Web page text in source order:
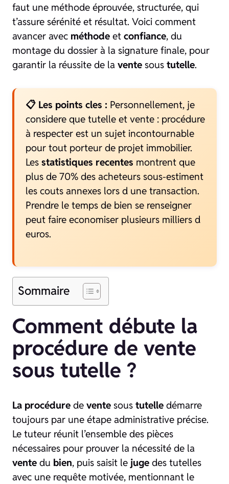
faut une méthode éprouvée, structurée, qui
t’assure sérénité et résultat. Voici comment
avancer avec méthode et confiance, du
montage du dossier à la signature finale, pour
garantir la réussite de la vente sous tutelle.
📋 Les points cles : Personnellement, je
considere que tutelle et vente : procédure
à respecter est un sujet incontournable
pour tout porteur de projet immobilier.
Les statistiques recentes montrent que
plus de 70% des acheteurs sous-estiment
les couts annexes lors d une transaction.
Prendre le temps de bien se renseigner
peut faire economiser plusieurs milliers d
euros.
Sommaire
Comment débute la
procédure de vente
sous tutelle ?
La procédure de vente sous tutelle démarre
toujours par une étape administrative précise.
Le tuteur réunit l’ensemble des pièces
nécessaires pour prouver la nécessité de la
vente du bien, puis saisit le juge des tutelles
avec une requête motivée, mentionnant le